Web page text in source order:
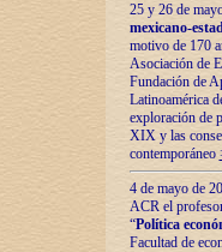
25 y 26 de
mexicano-
motivo de 170
Asociación de
Fundación de
Latinoamérica
exploración de
XIX y las
contemporáneo
4 de mayo de
ACR el
“Política
Facultad de